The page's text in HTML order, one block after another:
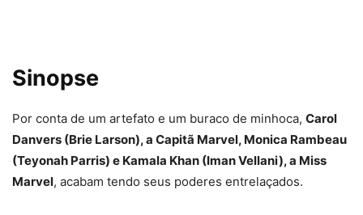
Sinopse
Por conta de um artefato e um buraco de minhoca, Carol
Danvers (Brie Larson), a Capitã Marvel, Monica Rambeau
(Teyonah Parris) e Kamala Khan (Iman Vellani), a Miss
Marvel, acabam tendo seus poderes entrelaçados.